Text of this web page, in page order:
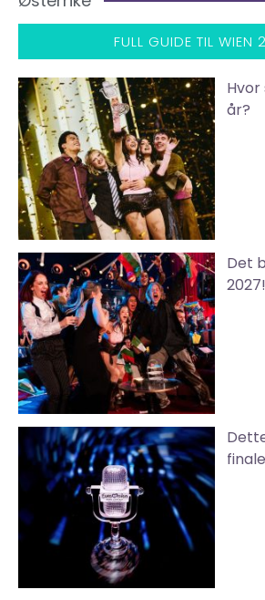
FULL GUIDE TIL WIEN
Hvor
år?
Det
2027!